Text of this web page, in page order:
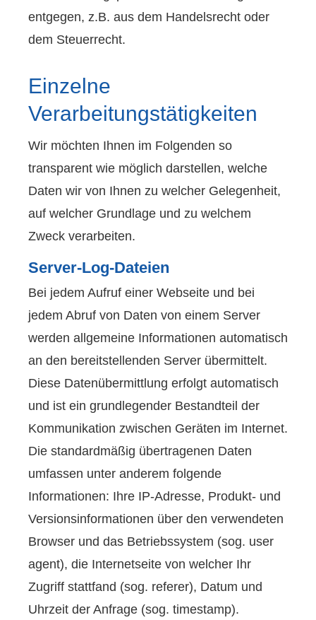
entgegen, z.B. aus dem Handelsrecht oder
dem Steuerrecht.
Einzelne
Verarbeitungstätigkeiten
Wir möchten Ihnen im Folgenden so
transparent wie möglich darstellen, welche
Daten wir von Ihnen zu welcher Gelegenheit,
auf welcher Grundlage und zu welchem
Zweck verarbeiten.
Server-Log-Dateien
Bei jedem Aufruf einer Webseite und bei
jedem Abruf von Daten von einem Server
werden allgemeine Informationen automatisch
an den bereitstellenden Server übermittelt.
Diese Datenübermittlung erfolgt automatisch
und ist ein grundlegender Bestandteil der
Kommunikation zwischen Geräten im Internet.
Die standardmäßig übertragenen Daten
umfassen unter anderem folgende
Informationen: Ihre IP-Adresse, Produkt- und
Versionsinformationen über den verwendeten
Browser und das Betriebssystem (sog. user
agent), die Internetseite von welcher Ihr
Zugriff stattfand (sog. referer), Datum und
Uhrzeit der Anfrage (sog. timestamp).